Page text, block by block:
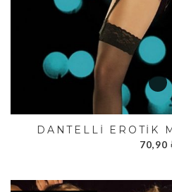
DANTELLI EROTIK
70,90